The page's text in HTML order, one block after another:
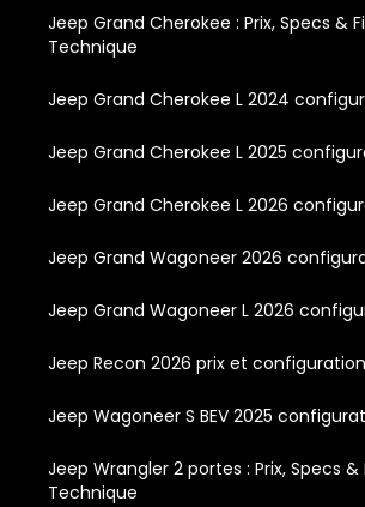
Jeep Grand Cherokee : Prix, Specs &
Technique
Jeep Grand Cherokee L 2024
Jeep Grand Cherokee L 2025
Jeep Grand Cherokee L 2026
Jeep Grand Wagoneer 2026
Jeep Grand Wagoneer L 2026
Jeep Recon 2026 prix et configuration
Jeep Wagoneer S BEV 2025
Jeep Wrangler 2 portes : Prix, Specs &
Technique